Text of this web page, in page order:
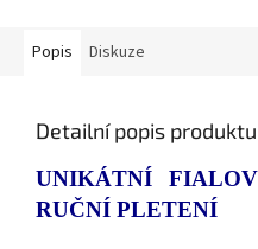
Popis Diskuze
Detailní popis produktu
UNIKÁTNÍ
RUČNÍ PLETENÍ